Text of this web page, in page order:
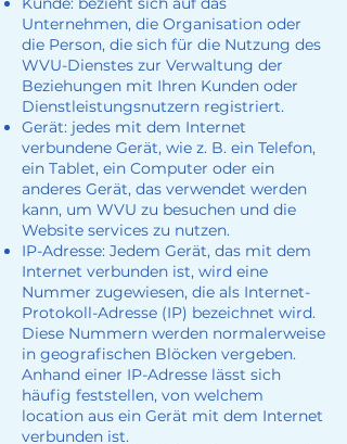
Unternehmen, die Organisation oder
die Person, die sich für die Nutzung des
WVU-Dienstes zur Verwaltung der
Beziehungen mit Ihren Kunden oder
Dienstleistungsnutzern registriert.
Gerät: jedes mit dem Internet
verbundene Gerät, wie z. B. ein Telefon,
ein Tablet, ein Computer oder ein
anderes Gerät, das verwendet werden
kann, um WVU zu besuchen und die
Website services zu nutzen.
IP-Adresse: Jedem Gerät, das mit dem
Internet verbunden ist, wird eine
Nummer zugewiesen, die als Internet-
Protokoll-Adresse (IP) bezeichnet wird.
Diese Nummern werden normalerweise
in geografischen Blöcken vergeben.
Anhand einer IP-Adresse lässt sich
häufig feststellen, von welchem
location aus ein Gerät mit dem Internet
verbunden ist.